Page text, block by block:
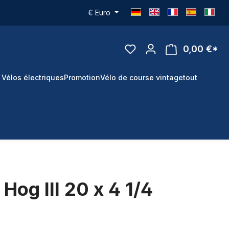
€ Euro
0,00 €*
Vélos électriquesPromotionVélo de course vintagetout
III 20 x 4 1/4